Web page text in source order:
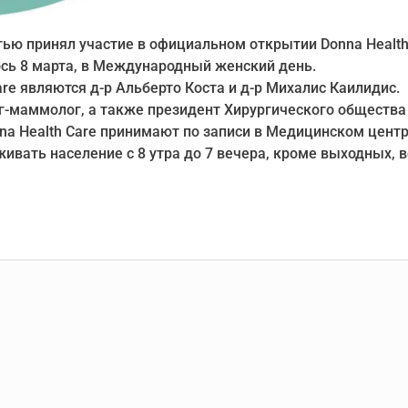
принял участие в официальном открытии Donna
8 марта, в Международный женский день.
являются д-р Альберто Коста и д-р Михалис Каилидис.
а также президент Хирургического
Health Care принимают по записи в Медицинском
население с 8 утра до 7 вечера, кроме выходных,